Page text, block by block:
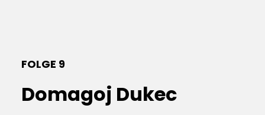
FOLGE 9
Domagoj Dukec